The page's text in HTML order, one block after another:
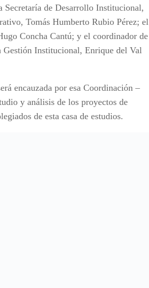
de Desarrollo Institucional,
Tomás Humberto Rubio Pérez; el
Concha Cantú; y el coordinador de
Institucional, Enrique del Val
encauzada por esa Coordinación –
y análisis de los proyectos de
de esta casa de estudios.